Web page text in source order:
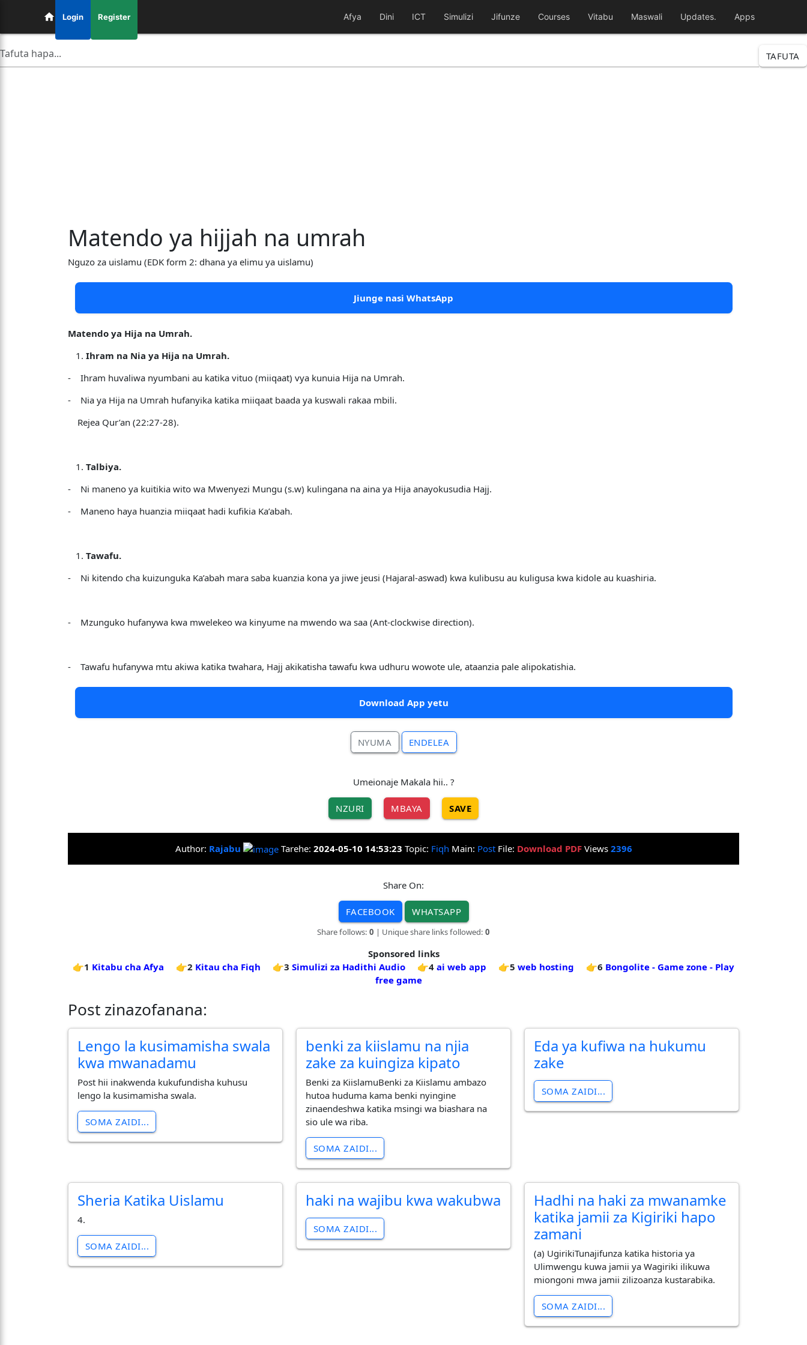
Login Register Afya Dini ICT Simulizi Jifunze Courses Vitabu Maswali Updates. Apps
TAFUTA
Matendo ya hijjah na umrah
Nguzo za uislamu (EDK form 2: dhana ya elimu ya uislamu)
Jiunge nasi WhatsApp
Matendo ya Hija na Umrah.
Ihram na Nia ya Hija na Umrah.
- Ihram huvaliwa nyumbani au katika vituo (miiqaat) vya kunuia Hija na Umrah.
- Nia ya Hija na Umrah hufanyika katika miiqaat baada ya kuswali rakaa mbili.
Rejea Qur’an (22:27-28).
Talbiya.
- Ni maneno ya kuitikia wito wa Mwenyezi Mungu (s.w) kulingana na aina ya Hija anayokusudia Hajj.
- Maneno haya huanzia miiqaat hadi kufikia Ka’abah.
Tawafu.
- Ni kitendo cha kuizunguka Ka’abah mara saba kuanzia kona ya jiwe jeusi (Hajaral-aswad) kwa kulibusu au kuligusa kwa kidole au kuashiria.
- Mzunguko hufanywa kwa mwelekeo wa kinyume na mwendo wa saa (Ant-clockwise direction).
- Tawafu hufanywa mtu akiwa katika twahara, Hajj akikatisha tawafu kwa udhuru wowote ule, ataanzia pale alipokatishia.
Download App yetu
NYUMA ENDELEA
Umeionaje Makala hii.. ?
NZURI MBAYA SAVE
Author: Rajabu Tarehe: 2024-05-10 14:53:23 Topic: Fiqh Main: PostFile: Download PDFViews 2396
Share On:
FACEBOOK WHATSAPP
Share follows: 0 | Unique share links followed: 0
Sponsored links
👉1 Kitabu cha Afya 👉2 Kitau cha Fiqh 👉3 Simulizi za Hadithi Audio 👉4 ai web app 👉5 web hosting 👉6 Bongolite - Game zone - Play
free game
Post zinazofanana:
Lengo la kusimamisha swala
kwa mwanadamu
Post hii inakwenda kukufundisha kuhusu
lengo la kusimamisha swala.
SOMA ZAIDI...
benki za kiislamu na njia
zake za kuingiza kipato
Benki za KiislamuBenki za Kiislamu ambazo
hutoa huduma kama benki nyingine
zinaendeshwa katika msingi wa biashara na
sio ule wa riba.
SOMA ZAIDI...
Eda ya kufiwa na hukumu
zake
SOMA ZAIDI...
Sheria Katika Uislamu
4.
SOMA ZAIDI...
haki na wajibu kwa wakubwa
SOMA ZAIDI...
Hadhi na haki za mwanamke
katika jamii za Kigiriki hapo
zamani
(a) UgirikiTunajifunza katika historia ya
Ulimwengu kuwa jamii ya Wagiriki ilikuwa
miongoni mwa jamii zilizoanza kustarabika.
SOMA ZAIDI...